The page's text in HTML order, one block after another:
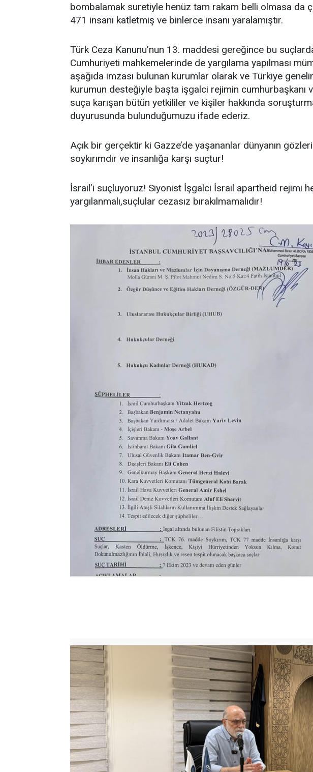
bombalamak suretiyle henüz tam rakam belli olmasa da
471 insanı katletmiş ve binlerce insanı yaralamıştır.
Türk Ceza Kanunu’nun 13. maddesi gereğince bu
Cumhuriyeti mahkemelerinde de yargılama yapılması
aşağıda imzası bulunan kurumlar olarak ve Türkiye
kurumun desteğiyle başta işgalci rejimin cumhurbaşkanı
suça karışan bütün yetkililer ve kişiler hakkında
duyurusunda bulunduğumuzu ifade ederiz.
Açık bir gerçektir ki Gazze’de yaşananlar dünyanın
soykırımdır ve insanlığa karşı suçtur!
İsrail’i suçluyoruz! Siyonist İşgalci İsrail apartheid rejimi
yargılanmalı,suçlular cezasız bırakılmamalıdır!